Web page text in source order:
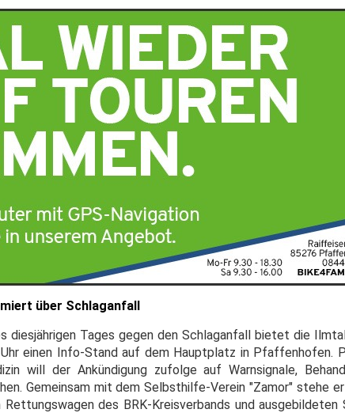
über Schlaganfall
diesjährigen Tages gegen den Schlaganfall bietet die
einen Info-Stand auf dem Hauptplatz in Pfaffenhofen.
will der Ankündigung zufolge auf Warnsignale,
Gemeinsam mit dem Selbsthilfe-Verein "Zamor" stehe
des BRK-Kreisverbands und